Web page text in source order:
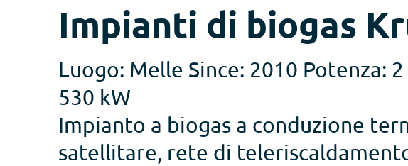
Impianti di biogas
Luogo: Melle Since: 2010 Potenza:
530 kW
Impianto a biogas a conduzione
satellitare, rete di